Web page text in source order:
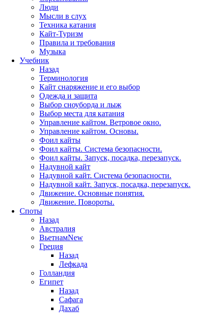
Люди
Мысли в слух
Техника катания
Кайт-Туризм
Правила и требования
Музыка
Учебник
Назад
Терминология
Кайт снаряжение и его выбор
Одежда и защита
Выбор сноуборда и лыж
Выбор места для катания
Управление кайтом. Ветровое окно.
Управление кайтом. Основы.
Фоил кайты
Фоил кайты. Система безопасности.
Фоил кайты. Запуск, посадка, перезапуск.
Надувной кайт
Надувной кайт. Система безопасности.
Надувной кайт. Запуск, посадка, перезапуск.
Движение. Основные понятия.
Движение. Повороты.
Споты
Назад
Австралия
ВьетнамNew
Греция
Назад
Лефкада
Голландия
Египет
Назад
Сафага
Дахаб